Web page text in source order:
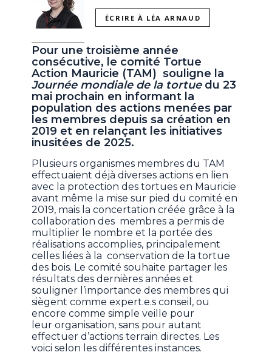
ÉCRIRE À LÉA ARNAUD
Pour une troisième année
consécutive, le comité Tortue
Action Mauricie (TAM) souligne la
Journée mondiale de la tortuedu 23
mai prochain en informant la
population des actions menées par
les membres depuis sa création en
2019 et en relançant les initiatives
inusitées de 2025.
Plusieurs organismes membres du TAM
effectuaient déjà diverses actions en lien
avec la protection des tortues en Mauricie
avant même la mise sur pied du comité en
2019, mais la concertation créée grâce à la
collaboration des membres a permis de
multiplier le nombre et la portée des
réalisations accomplies, principalement
celles liées à la conservation de la tortue
des bois. Le comité souhaite partager les
résultats des dernières années et
souligner l’importance des membres qui
siègent comme expert.e.s conseil, ou
encore comme simple veille pour
leur organisation, sans pour autant
effectuer d’actions terrain directes. Les
voici selon les différentes instances.